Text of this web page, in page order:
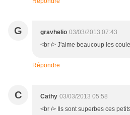
G gravhelio 03/03/2013 07:43
<br /> J'aime beaucoup les
Répondre
C Cathy 03/03/2013 05:58
<br /> Ils sont superbes ces